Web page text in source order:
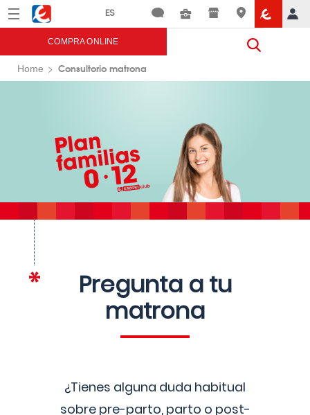
Menú Eroski
COMPRA ONLINE
Home Consultorio matrona
Pregunta a tu
matrona
¿Tienes alguna duda habitual
sobre pre-parto, parto o post-